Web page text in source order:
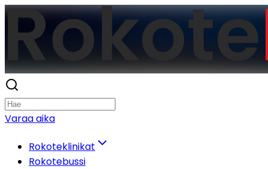
Varaa aika
Rokoteklinikat
Rokotebussi